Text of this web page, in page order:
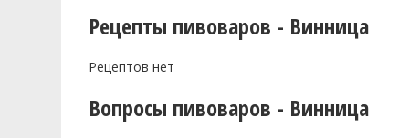
Рецепты пивоваров - Винница
Рецептов нет
Вопросы пивоваров - Винница